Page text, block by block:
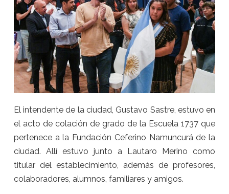
El intendente de la ciudad, Gustavo Sastre, estuvo en
el acto de colación de grado de la Escuela 1737 que
pertenece a la Fundación Ceferino Namuncurá de la
ciudad. Allí estuvo junto a Lautaro Merino como
titular del establecimiento, además de profesores,
colaboradores, alumnos, familiares y amigos.